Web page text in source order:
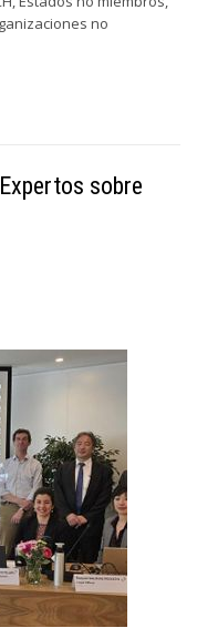
no
sobre